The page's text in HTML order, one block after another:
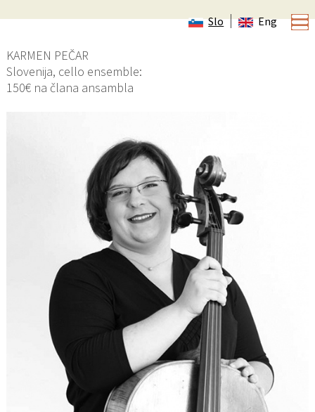
Slo Eng
KARMEN PEČAR
Slovenija, cello ensemble:
150€ na člana ansambla